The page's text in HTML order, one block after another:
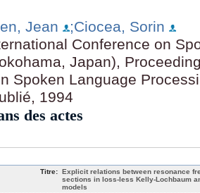
Jean
;Ciocea, Sorin
Conference on
Japan),
Spoken Language
1994
des actes
Titre: Explicit relations between resonance
sections in loss-less Kelly-Lochbaum
models